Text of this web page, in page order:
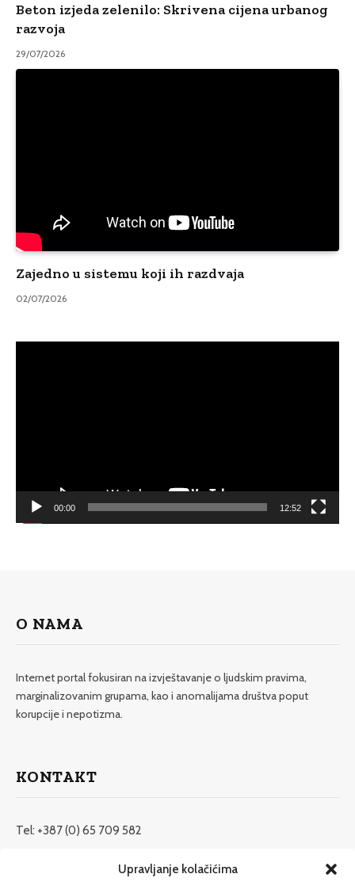
Upravljanje kolačićima
Beton izjeda zelenilo: Skrivena cijena urbanog
razvoja
29/07/2026
Zajedno u sistemu koji ih razdvaja
02/07/2026
00:00 12:52
O NAMA
Internet portal fokusiran na izvještavanje o ljudskim pravima,
marginalizovanim grupama, kao i anomalijama društva poput
korupcije i nepotizma.
KONTAKT
Tel: +387 (0) 65 709 582
redakcija@etrafika.net